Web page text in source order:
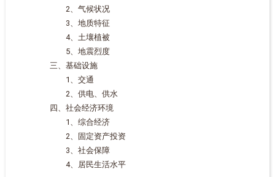
2、气候状况
3、地质特征
4、土壤植被
5、地震烈度
三、基础设施
1、交通
2、供电、供水
四、社会经济环境
1、综合经济
2、固定资产投资
3、社会保障
4、居民生活水平